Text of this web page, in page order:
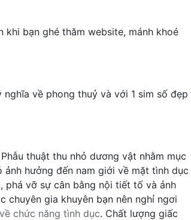
khi bạn ghé thăm website, mánh khoé
về phong thuỷ và với 1 sim số đẹp
thuật thu nhỏ dương vật nhằm mục
hưởng đến nam giới về mặt tình dục
phá vỡ sự cân bằng nội tiết tố và ảnh
gia khuyên bạn nên nghỉ ngơi
chức năng tình dục. Chất lượng giấc